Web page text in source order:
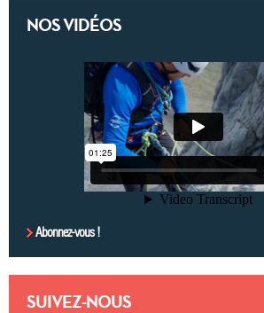
NOS VIDÉOS
Abonnez-vous !
SUIVEZ-NOUS